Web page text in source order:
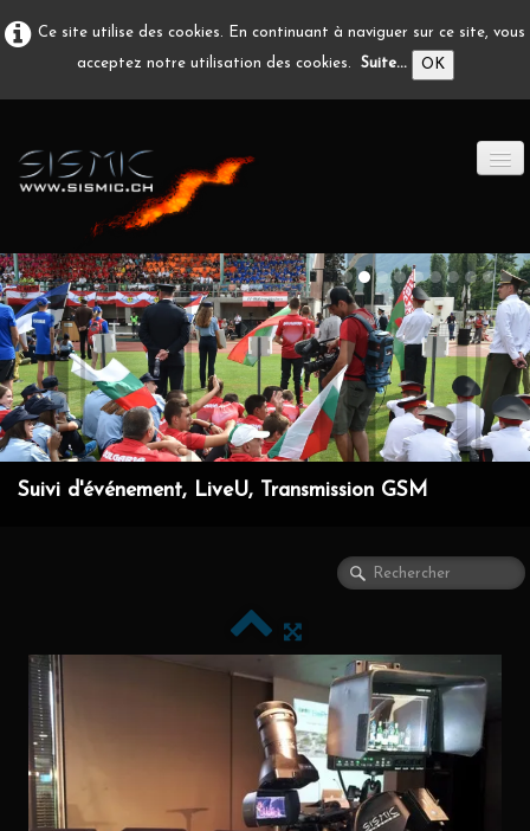
Ce site utilise des cookies. En continuant à naviguer sur ce site, vous
acceptez notre utilisation des cookies. Suite... OK
ACCUEIL
PRODUCTION A/V
DÉVELOPPEMENT
EN IMAGE
CONTACT
Suivi d'événement, LiveU, Transmission GSM